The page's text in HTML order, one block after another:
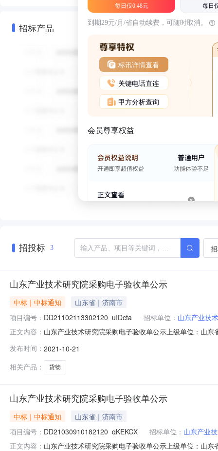
招标产品
每日仅0.48元 每日
到期29元/月/省自动续费，可随时取消。
标讯详情查看
关键电话直连
甲方分析查询
会员尊享权益
招投标 3
山东产业技术研究院采购电子验收单公示
中标｜中标通知
山东省｜济南市
项目编号： DD21102113302120_uIDcta 招标单位： 山东产业技
正文内容： 山东产业技术研究院采购电子验收单公示上级单位：山
发布时间： 2021-10-21
相关产品：
货物
山东产业技术研究院采购电子验收单公示
中标｜中标通知
山东省｜济南市
项目编号： DD21030910182120_qKEKCX 招标单位： 山东产业
正文内容： 山东产业技术研究院采购电子验收单公示上级单位：山